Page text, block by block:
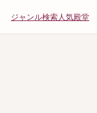
ジャンル検索人気殿堂